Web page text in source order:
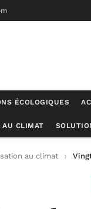
ÉCOLOGIQUES
CLIMAT
au climat